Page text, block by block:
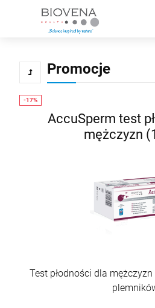
Promocje
AccuSperm test
mężczyzn
Test płodności dla